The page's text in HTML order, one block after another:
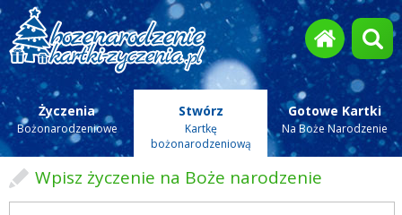
Życzenia
Bożonarodzeniowe
Stwórz
Kartkę
bożonarodzeniową
Gotowe Kartki
Na Boże Narodzenie
Wpisz życzenie na Boże narodzenie